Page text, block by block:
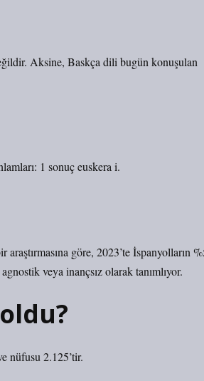
Aksine, Baskça dili bugün konuşulan
1 sonuç euskera i.
göre, 2023’te İspanyolların
veya inançsız olarak tanımlıyor.
nüfusu 2.125’tir.